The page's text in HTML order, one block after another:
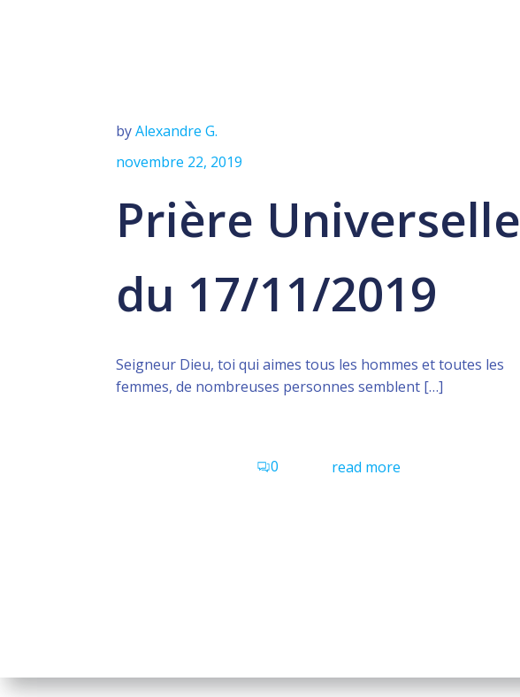
byAlexandre G.
novembre 22, 2019
Prière Universelle
du 17/11/2019
Seigneur Dieu, toi qui aimes tous les hommes et toutes les
femmes, de nombreuses personnes semblent […]
0 read more